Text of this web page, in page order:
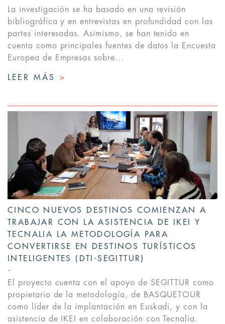
La investigación se ha basado en una revisión
bibliográfica y en entrevistas en profundidad con las
partes interesadas. Asimismo, se han tenido en
cuenta como principales fuentes de datos la Encuesta
Europea de Empresas sobre...
LEER MÁS >
CINCO NUEVOS DESTINOS COMIENZAN A
TRABAJAR CON LA ASISTENCIA DE IKEI Y
TECNALIA LA METODOLOGÍA PARA
CONVERTIRSE EN DESTINOS TURÍSTICOS
INTELIGENTES (DTI-SEGITTUR)
El proyecto cuenta con el apoyo de SEGITTUR como
propietario de la metodología, de BASQUETOUR
como líder de la implantación en Euskadi, y con la
asistencia de IKEI en colaboración con Tecnalia.